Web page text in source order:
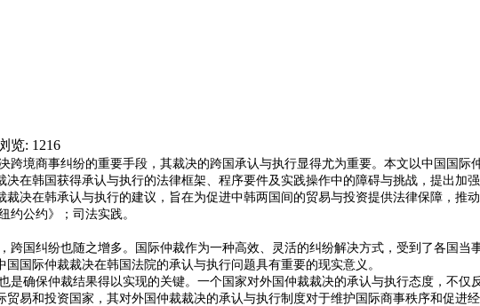
览: 1216
跨境商事纠纷的重要手段，其裁决的跨国承认与执行显得尤为重要。本文以中国国
在韩国获得承认与执行的法律框架、程序要件及实践操作中的障碍与挑战，提出
决在韩承认与执行的建议，旨在为促进中韩两国间的贸易与投资提供法律保障，推
约公约》；司法实践。
跨国纠纷也随之增多。国际仲裁作为一种高效、灵活的纠纷解决方式，受到了各国
国际仲裁裁决在韩国法院的承认与执行问题具有重要的现实意义。
是确保仲裁结果得以实现的关键。一个国家对外国仲裁裁决的承认与执行态度，不
易和投资国家，其对外国仲裁裁决的承认与执行制度对于维护国际商事秩序和促进